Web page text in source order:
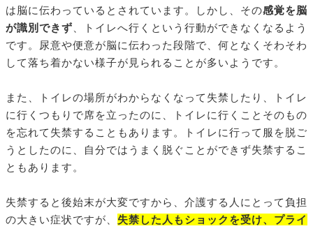
は脳に伝わっているとされています。しかし、その感覚を脳
が識別できず 、トイレへ行くという行動ができなくなるよう
です。尿意や便意が脳に伝わった段階で、何となくそわそわ
して落ち着かない様子が見られることが多いようです。
また、トイレの場所がわからなくなって失禁したり、トイレ
に行くつもりで席を立ったのに、トイレに行くことそのもの
を忘れて失禁することもあります。トイレに行って服を脱ご
うとしたのに、自分ではうまく脱ぐことができず失禁するこ
ともあります。
失禁すると後始末が大変ですから、介護する人にとって負担
の大きい症状ですが、 失禁した人もショックを受け、プライ